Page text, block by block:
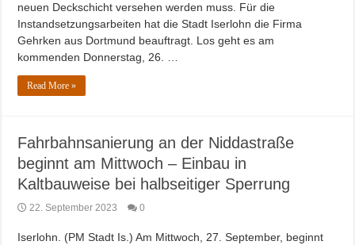
neuen Deckschicht versehen werden muss. Für die
Instandsetzungsarbeiten hat die Stadt Iserlohn die Firma
Gehrken aus Dortmund beauftragt. Los geht es am
kommenden Donnerstag, 26. …
Read More »
Fahrbahnsanierung an der Niddastraße
beginnt am Mittwoch – Einbau in
Kaltbauweise bei halbseitiger Sperrung
22. September 2023 0
Iserlohn. (PM Stadt Is.) Am Mittwoch, 27. September, beginnt